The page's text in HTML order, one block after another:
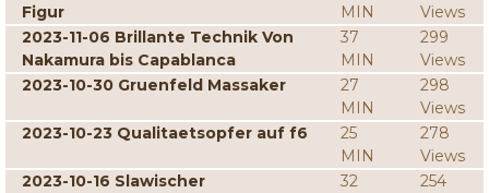
Figur
MIN
Views
2023-11-06 Brillante Technik Von
Nakamura bis Capablanca
37
MIN
299
Views
2023-10-30 Gruenfeld Massaker
27
MIN
298
Views
2023-10-23 Qualitaetsopfer auf f6
25
MIN
278
Views
2023-10-16 Slawischer
32
254